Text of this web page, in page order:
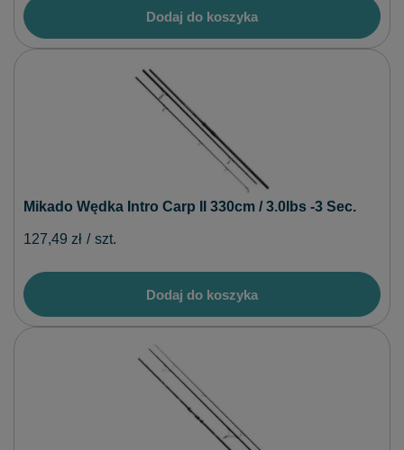
Dodaj do koszyka
Mikado Wędka Intro Carp II 330cm / 3.0lbs -3 Sec.
127,49 zł / szt.
Dodaj do koszyka